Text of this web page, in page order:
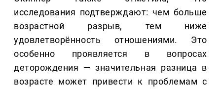
исследования подтверждают: чем больше
возрастной разрыв, тем ниже
удовлетворённость отношениями. Это
особенно проявляется в вопросах
деторождения — значительная разница в
возрасте может привести к проблемам с